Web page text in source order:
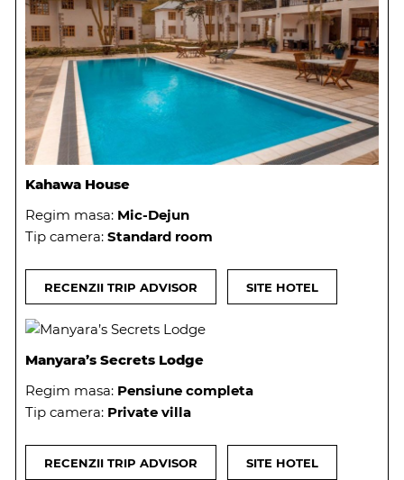
Kahawa House
Regim masa: Mic-Dejun
Tip camera: Standard room
RECENZII TRIP ADVISOR SITE HOTEL
Manyara’s Secrets Lodge
Regim masa: Pensiune completa
Tip camera: Private villa
RECENZII TRIP ADVISOR SITE HOTEL